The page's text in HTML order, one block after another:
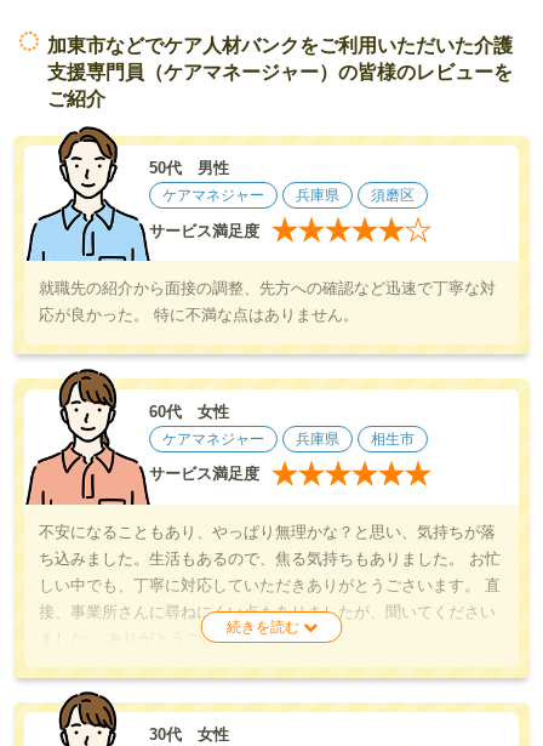
加東市などでケア人材バンクをご利用いただいた介護
支援専門員（ケアマネージャー）の皆様のレビューを
ご紹介
50代 男性
ケアマネジャー 兵庫県 須磨区
サービス満足度 ★★★★★★
就職先の紹介から面接の調整、先方への確認など迅速で丁寧な対
応が良かった。 特に不満な点はありません。
60代 女性
ケアマネジャー 兵庫県 相生市
サービス満足度 ★★★★★★
不安になることもあり、やっぱり無理かな？と思い、気持ちが落
ち込みました。生活もあるので、焦る気持ちもありました。 お忙
しい中でも、丁寧に対応していただきありがとうごさいます。 直
接、事業所さんに尋ねにくい点もありましたが、聞いてください
ました。 ありがとうごさいます。
30代 女性